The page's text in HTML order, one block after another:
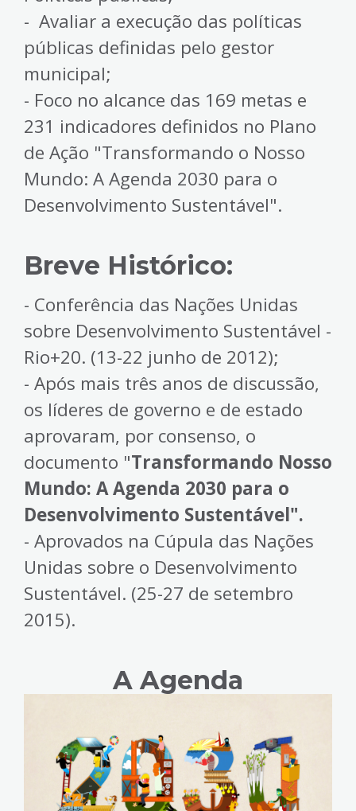
- Avaliar a execução das políticas
públicas definidas pelo gestor
municipal;
- Foco no alcance das 169 metas e
231 indicadores definidos no Plano
de Ação "Transformando o Nosso
Mundo: A Agenda 2030 para o
Desenvolvimento Sustentável".
Breve Histórico:
- Conferência das Nações Unidas
sobre Desenvolvimento Sustentável -
Rio+20. (13-22 junho de 2012);
- Após mais três anos de discussão,
os líderes de governo e de estado
aprovaram, por consenso, o
documento "Transformando Nosso
Mundo: A Agenda 2030 para o
Desenvolvimento Sustentável".
- Aprovados na Cúpula das Nações
Unidas sobre o Desenvolvimento
Sustentável. (25-27 de setembro
2015).
A Agenda